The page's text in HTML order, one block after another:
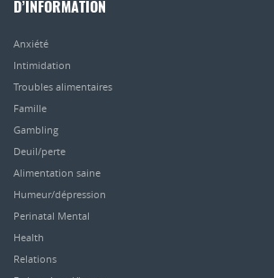
D’INFORMATION
Anxiété
Intimidation
Troubles alimentaires
Famille
Gambling
Deuil/perte
Alimentation saine
Humeur/dépression
Perinatal Mental
Health
Relations